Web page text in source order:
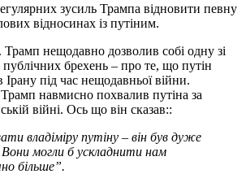
зусиль Трампа відновити певну
відносинах із путіним.
Трамп нещодавно дозволив собі одну зі
брехень – про те, що путін
під час нещодавньої війни.
навмисно похвалив путіна за
війні. Ось що він сказав::
владіміру путіну – він був дуже
могли б ускладнити нам
більше”.